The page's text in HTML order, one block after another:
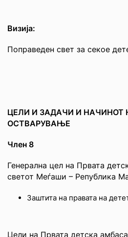
Визија:
Поправеден свет за секое
ЦЕЛИ И ЗАДАЧИ И НАЧИНОТ
ОСТВАРУВАЊЕ
Член 8
Генерална цел на Првата
светот Меѓаши – Република
Заштита на правата на
Цели на Првата детска